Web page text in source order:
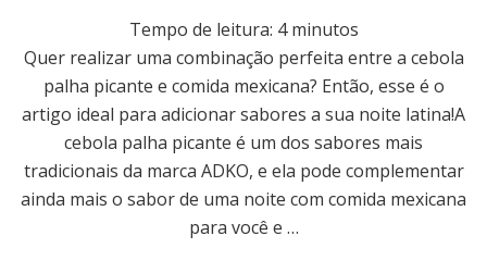
Tempo de leitura: 4 minutos
Quer realizar uma combinação perfeita entre a cebola
palha picante e comida mexicana? Então, esse é o
artigo ideal para adicionar sabores a sua noite latina!A
cebola palha picante é um dos sabores mais
tradicionais da marca ADKO, e ela pode complementar
ainda mais o sabor de uma noite com comida mexicana
para você e …